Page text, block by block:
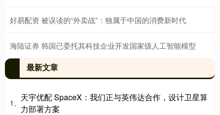
好易配资 被误读的“外卖战”：独属于中国的消费新时代
海陆证券 韩国已委托其科技企业开发国家级人工智能模型
最新文章
1、
天宇优配 SpaceX：我们正与英伟达合作，设计卫星算
力部署方案